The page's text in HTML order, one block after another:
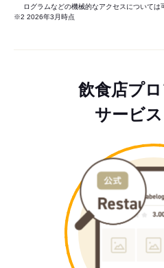
ログラムなどの機械的なアクセスについては
※2 2026年3月時点
飲食店プ
サービ